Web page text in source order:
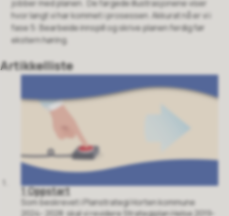
jobber med planen. De fargede illustrasjonene viser
hvor langt vi har kommet i prosessen. Akkurat nå er vi i
fase 5: Bearbeide innspill og skrive planen ferdig før
ekstern høring.
Artikkelliste
1 Oppstart
Som beskrevet i Planstrategi Horten kommune
2024- 2028 skal vi revidere Strategiplan Helse 2019-